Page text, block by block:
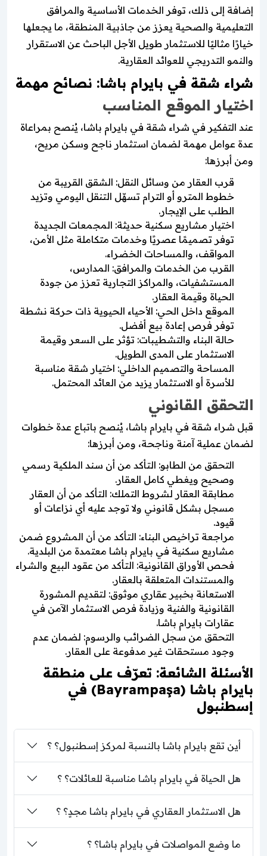
إضافة إلى ذلك، توفر الخدمات الأساسية والمرافق
التعليمية والصحية يعزز من جاذبية المنطقة، ما يجعلها
خيارًا مثاليًا للاستثمار طويل الأجل الباحث عن الاستقرار
والنمو التدريجي للعوائد العقارية.
شراء شقة في بايرام باشا: نصائح مهمة
اختيار الموقع المناسب
عند التفكير في شراء شقة في بايرام باشا، يُنصح بمراعاة
عدة عوامل مهمة لضمان استثمار ناجح وسكن مريح،
ومن أبرزها:
قرب العقار من وسائل النقل: الشقق القريبة من
خطوط المترو أو الترام تسهّل التنقل اليومي وتزيد
الطلب على الإيجار.
اختيار مشاريع سكنية حديثة: المجمعات الجديدة
توفر تصميمًا عصريًا وخدمات متكاملة مثل الأمن،
المواقف، والمساحات الخضراء.
القرب من الخدمات والمرافق: المدارس،
المستشفيات، والمراكز التجارية تعزز من جودة
الحياة وقيمة العقار.
الموقع داخل الحي: الأحياء الحيوية ذات حركة نشطة
توفر فرص إعادة بيع أفضل.
حالة البناء والتشطيبات: تؤثر على السعر وقيمة
الاستثمار على المدى الطويل.
المساحة والتصميم الداخلي: اختيار شقة مناسبة
للأسرة أو الاستثمار يزيد من العائد المحتمل.
التحقق القانوني
قبل شراء شقة في بايرام باشا، يُنصح باتباع عدة خطوات
لضمان عملية آمنة وناجحة، ومن أبرزها:
التحقق من الطابو: التأكد من أن سند الملكية رسمي
وصحيح ويغطي كامل العقار.
مطابقة العقار لشروط التملك: التأكد من أن العقار
مسجل بشكل قانوني ولا توجد عليه أي نزاعات أو
قيود.
مراجعة تراخيص البناء: التأكد من أن المشروع ضمن
مشاريع سكنية في بايرام باشا معتمدة من البلدية.
فحص الأوراق القانونية: التأكد من عقود البيع والشراء
والمستندات المتعلقة بالعقار.
الاستعانة بخبير عقاري موثوق: لتقديم المشورة
القانونية والفنية وزيادة فرص الاستثمار الآمن في
عقارات بايرام باشا.
التحقق من سجل الضرائب والرسوم: لضمان عدم
وجود مستحقات غير مدفوعة على العقار.
الأسئلة الشائعة: تعرّف على منطقة
بايرام باشا (Bayrampaşa) في
إسطنبول
أين تقع بايرام باشا بالنسبة لمركز إسطنبول؟ ؟
هل الحياة في بايرام باشا مناسبة للعائلات؟ ؟
هل الاستثمار العقاري في بايرام باشا مجدٍ؟ ؟
ما وضع المواصلات في بايرام باشا؟ ؟